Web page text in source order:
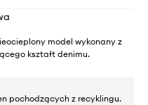
model wykonany z
kształt denimu.
pochodzących z recyklingu.